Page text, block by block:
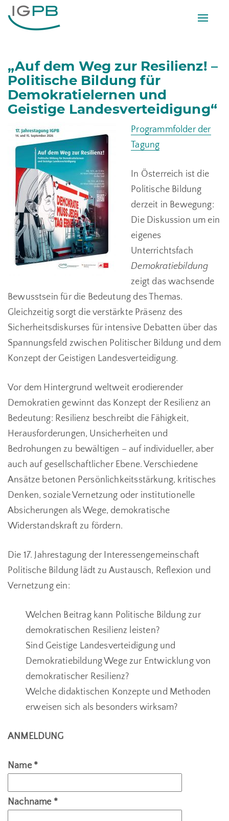
Toggle
„Auf dem Weg zur Resilienz! –
Politische Bildung für
Demokratielernen und
Geistige Landesverteidigung“
Programmfolder der
Tagung
In Österreich ist die
Politische Bildung
derzeit in Bewegung:
Die Diskussion um ein
eigenes
Unterrichtsfach
Demokratiebildung
zeigt das wachsende
Bewusstsein für die Bedeutung des Themas.
Gleichzeitig sorgt die verstärkte Präsenz des
Sicherheitsdiskurses für intensive Debatten über das
Spannungsfeld zwischen Politischer Bildung und dem
Konzept der Geistigen Landesverteidigung.
Vor dem Hintergrund weltweit erodierender
Demokratien gewinnt das Konzept der Resilienz an
Bedeutung: Resilienz beschreibt die Fähigkeit,
Herausforderungen, Unsicherheiten und
Bedrohungen zu bewältigen – auf individueller, aber
auch auf gesellschaftlicher Ebene. Verschiedene
Ansätze betonen Persönlichkeitsstärkung, kritisches
Denken, soziale Vernetzung oder institutionelle
Absicherungen als Wege, demokratische
Widerstandskraft zu fördern.
Die 17. Jahrestagung der Interessengemeinschaft
Politische Bildung lädt zu Austausch, Reflexion und
Vernetzung ein:
Welchen Beitrag kann Politische Bildung zur
demokratischen Resilienz leisten?
Sind Geistige Landesverteidigung und
Demokratiebildung Wege zur Entwicklung von
demokratischer Resilienz?
Welche didaktischen Konzepte und Methoden
erweisen sich als besonders wirksam?
ANMELDUNG
Name *
Nachname *